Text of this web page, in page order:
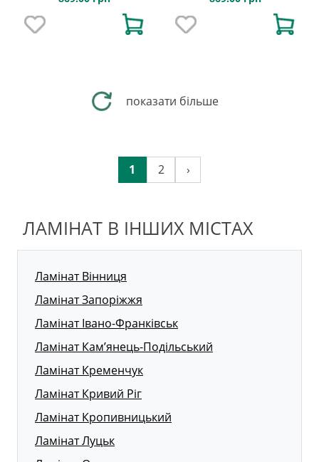
показати більше
1 2 ›
ЛАМІНАТ В ІНШИХ МІСТАХ
Ламінат Вінниця
Ламінат Запоріжжя
Ламінат Івано-Франківськ
Ламінат Кам’янець-Подільський
Ламінат Кременчук
Ламінат Кривий Ріг
Ламінат Кропивницький
Ламінат Луцьк